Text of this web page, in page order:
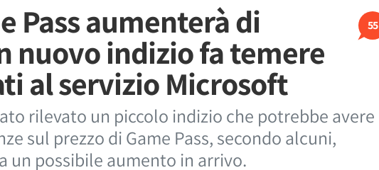
55
Pass aumenterà di
nuovo indizio fa temere
al servizio Microsoft
rilevato un piccolo indizio che potrebbe avere
sul prezzo di Game Pass, secondo alcuni,
un possibile aumento in arrivo.